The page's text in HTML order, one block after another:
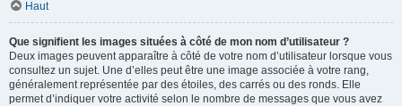
Haut
Que signifient les images situées à côté de mon nom d’utilisateur ?
Deux images peuvent apparaître à côté de votre nom d’utilisateur lorsque vous
consultez un sujet. Une d’elles peut être une image associée à votre rang,
généralement représentée par des étoiles, des carrés ou des ronds. Elle
permet d’indiquer votre activité selon le nombre de messages que vous avez